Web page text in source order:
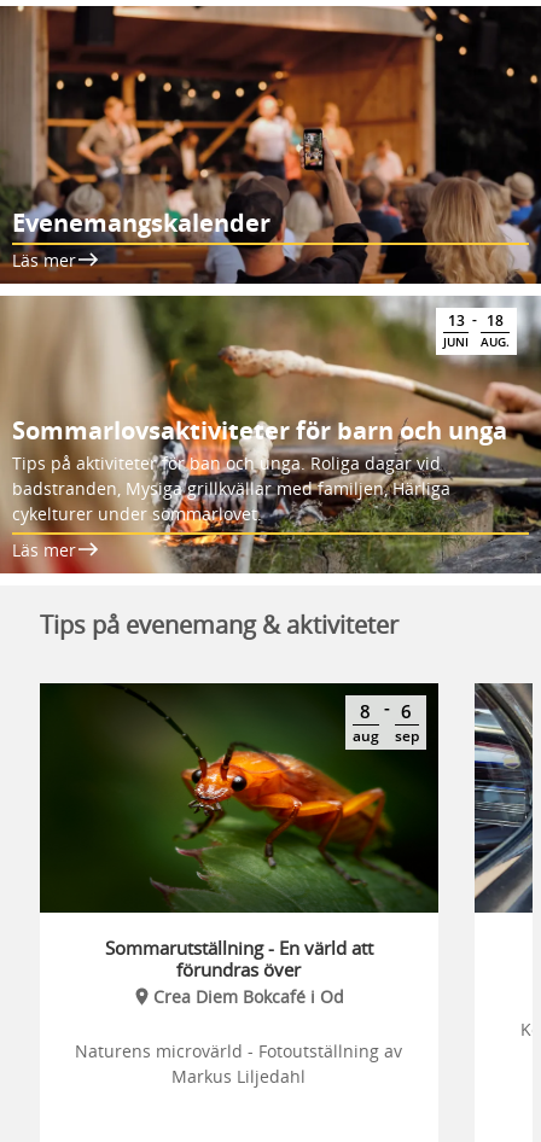
Evenemangskalender
Läs mer
13
JUNI
- 18
AUG.
Sommarlovsaktiviteter för barn och unga
Tips på aktiviteter för ban och unga. Roliga dagar vid
badstranden, Mysiga grillkvällar med familjen, Härliga
cykelturer under sommarlovet.
Läs mer
Tips på evenemang & aktiviteter
8
aug
- 6
sep
Sommarutställning - En värld att
förundras över
Crea Diem Bokcafé i Od
Naturens microvärld - Fotoutställning av
Markus Liljedahl